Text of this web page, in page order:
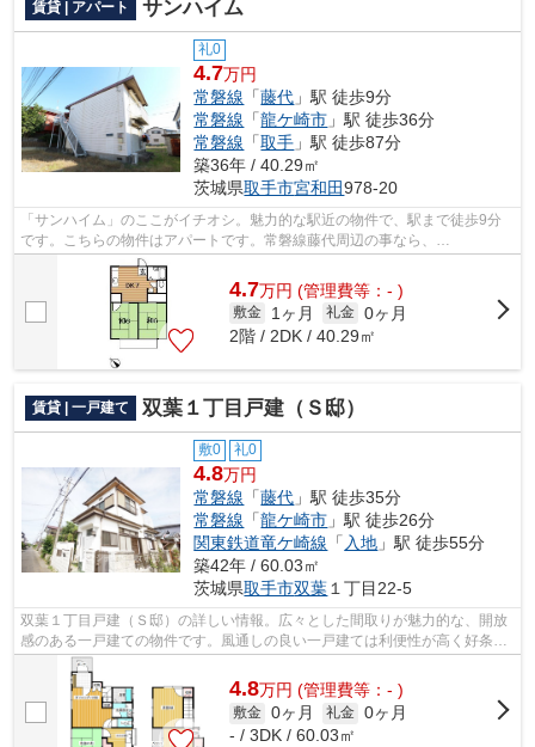
賃貸 | アパート サンハイム
礼0
4.7万円
常磐線 「藤代 」駅 徒歩9分
常磐線 「龍ケ崎市 」駅 徒歩36分
常磐線 「取手 」駅 徒歩87分
築36年 / 40.29㎡
茨城県取手市宮和田978-20
「サンハイム」のここがイチオシ。魅力的な駅近の物件で、駅まで徒歩9分
です。こちらの物件はアパートです。常磐線藤代周辺の事なら、
toride@apa-to.co.jpからご連絡下さい。アパート...
4.7万円 (管理費等：- )
敷金 1ヶ月 礼金 0ヶ月
2階 / 2DK / 40.29㎡
賃貸 | 一戸建て 双葉１丁目戸建（Ｓ邸）
敷0 礼0
4.8万円
常磐線 「藤代 」駅 徒歩35分
常磐線 「龍ケ崎市 」駅 徒歩26分
関東鉄道竜ケ崎線 「 入地 」駅 徒歩55分
築42年 / 60.03㎡
茨城県取手市双葉 １丁目22-5
双葉１丁目戸建（Ｓ邸）の詳しい情報。広々とした間取りが魅力的な、開放
感のある一戸建ての物件です。風通しの良い一戸建ては利便性が高く好条件
です。常磐線藤代エリアで戸建てを探...
4.8万円 (管理費等：- )
敷金 0ヶ月 礼金 0ヶ月
- / 3DK / 60.03㎡